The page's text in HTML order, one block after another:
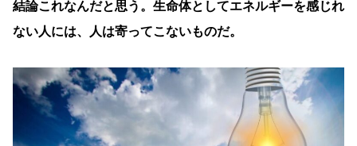
結論これなんだと思う。生命体としてエネルギーを感じれ
ない人には、人は寄ってこないものだ。